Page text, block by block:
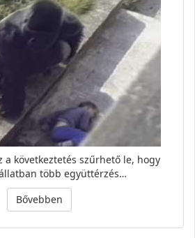
a következtetés szűrhető le, hogy
több együttérzés…
Bővebben